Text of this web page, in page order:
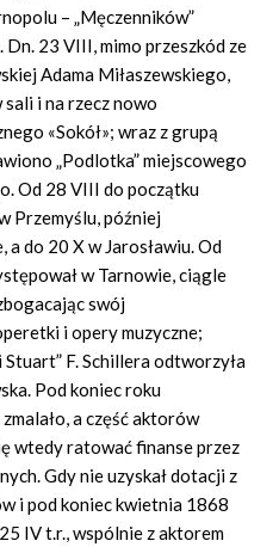
– „Męczenników”
23 VIII, mimo przeszkód ze
Adama Miłaszewskiego,
sali i na rzecz nowo
«Sokół»; wraz z grupą
„Podlotka” miejscowego
Od 28 VIII do początku
Przemyślu, później
do 20 X w Jarosławiu. Od
w Tarnowie, ciągle
swój
i opery muzyczne;
F. Schillera odtworzyła
Pod koniec roku
a część aktorów
wtedy ratować finanse przez
Gdy nie uzyskał dotacji z
i pod koniec kwietnia 1868
IV t.r., wspólnie z aktorem